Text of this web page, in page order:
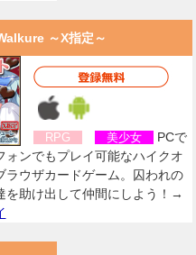
～X指定～
RPG 美少女
PCで
ォンでもプレイ可能なハイクオ
ラウザカードゲーム。囚われの
を助け出して仲間にしよう！→